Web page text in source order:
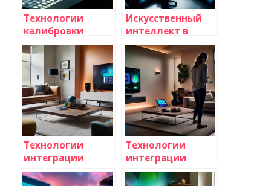
Технологии
калибровки
цветопередачи
для
профессиональных
телестудий:
современные
решения и
методы
Искусственный
интеллект в
создании
телевизионного
контента:
революция в
мире
телевидения
Технологии
интеграции
телевидения с
интернетом
Технологии
интеграции
телевидения с
интернетом